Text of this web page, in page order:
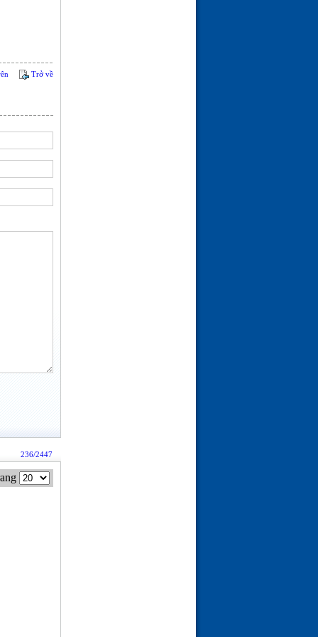
Trở về
236/2447